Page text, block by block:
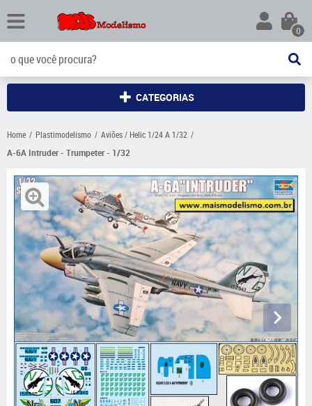
0
CATEGORIAS
Home Plastimodelismo
Aviões / Helic 1/24 A 1/32
A-6A Intruder - Trumpeter - 1/32